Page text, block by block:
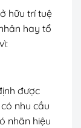
hữu trí tuệ
hay tổ
được
nhu cầu
nhãn hiệu